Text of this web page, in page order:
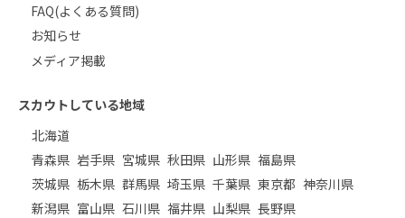
FAQ(よくある質問)
お知らせ
メディア掲載
スカウトしている地域
北海道
青森県 岩手県 宮城県 秋田県 山形県 福島県
茨城県 栃木県 群馬県 埼玉県 千葉県 東京都 神奈川県
新潟県 富山県 石川県 福井県 山梨県 長野県